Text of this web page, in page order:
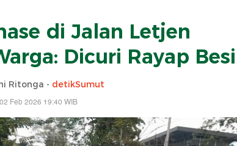
di Jalan Letjen
Dicuri Rayap Besi
Ritonga - detikSumut
Feb 2026 19:40 WIB